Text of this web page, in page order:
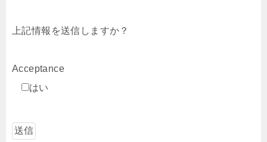
上記情報を送信しますか？
Acceptance
はい